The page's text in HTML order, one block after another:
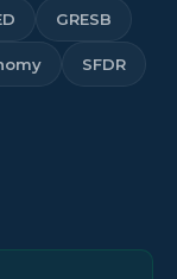
GRESB
SFDR